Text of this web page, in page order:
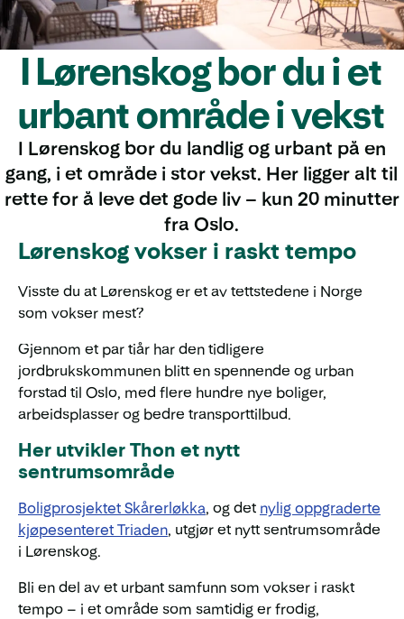
I Lørenskog bor du i et
urbant område i vekst
I Lørenskog bor du landlig og urbant på en
gang, i et område i stor vekst. Her ligger alt til
rette for å leve det gode liv – kun 20 minutter
fra Oslo.
Lørenskog vokser i raskt tempo
Visste du at Lørenskog er et av tettstedene i Norge
som vokser mest?
Gjennom et par tiår har den tidligere
jordbrukskommunen blitt en spennende og urban
forstad til Oslo, med flere hundre nye boliger,
arbeidsplasser og bedre transporttilbud.
Her utvikler Thon et nytt
sentrumsområde
Boligprosjektet Skårerløkka, og det nylig oppgraderte
kjøpesenteret Triaden, utgjør et nytt sentrumsområde
i Lørenskog.
Bli en del av et urbant samfunn som vokser i raskt
tempo – i et område som samtidig er frodig,